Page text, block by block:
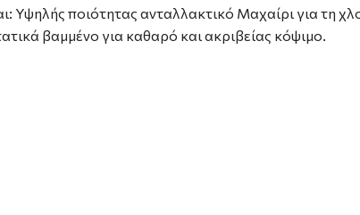
Υψηλής ποιότητας ανταλλακτικό Μαχαίρι για τη
βαμμένο για καθαρό και ακριβείας κόψιμο.